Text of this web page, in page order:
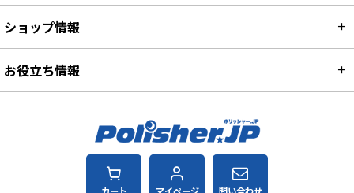
ショップ情報
お役立ち情報